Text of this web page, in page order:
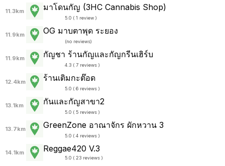
11.3km มาโดนกัญ (3HC Cannabis Shop)
5.0 ( 1 review )
11.9km OG มาบตาพุด ระยอง
(no reviews)
11.9km กัญชา ร้านกัญและกัญกรีนเฮิร์บ
4.3 ( 7 reviews )
12.4km ร้านเติมกะต๊อด
5.0 ( 6 reviews )
13.1km กันและกัญสาขา2
5.0 ( 5 reviews )
13.7km GreenZone อาณาจักร ผักหวาน 3
5.0 ( 4 reviews )
14.1km Reggae420 V.3
5.0 ( 23 reviews )